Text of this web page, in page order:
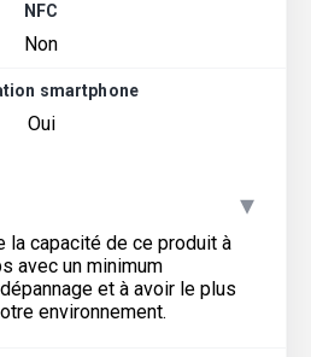
NFC
Non
smartphone
Oui
▾
la capacité de ce produit à
avec un minimum
et à avoir le plus
environnement.